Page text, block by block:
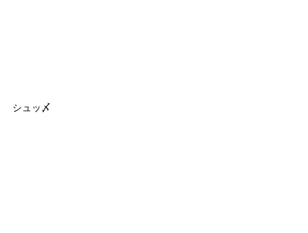
シュッ〆